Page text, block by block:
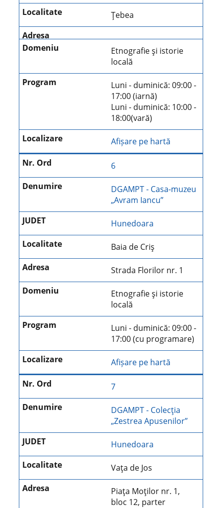
Ţebea
Etnografie şi istorie
locală
Luni - duminică: 09:00 -
17:00 (iarnă)
Luni - duminică: 10:00 -
18:00(vară)
Afișare pe hartă
6
DGAMPT - Casa-muzeu
„Avram Iancu”
Hunedoara
Baia de Criş
Strada Florilor nr. 1
Etnografie şi istorie
locală
Luni - duminică: 09:00 -
17:00 (cu programare)
Afișare pe hartă
7
DGAMPT - Colecţia
„Zestrea Apusenilor”
Hunedoara
Vaţa de Jos
Piaţa Moţilor nr. 1,
bloc 12, parter